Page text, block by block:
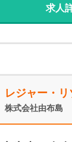
求人
レジャー・
株式会社由布島